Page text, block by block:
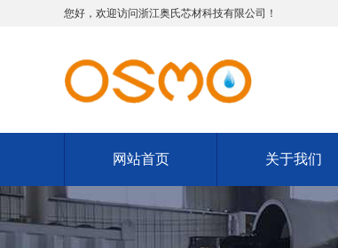
您好，欢迎访问浙江奥氏芯材科技有限公司！
网站首页 关于我们